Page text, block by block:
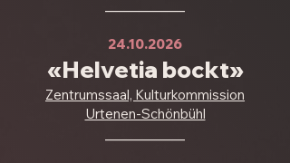
24.10.2026
«Helvetia bockt»
Zentrumssaal, Kulturkommission
Urtenen-Schönbühl